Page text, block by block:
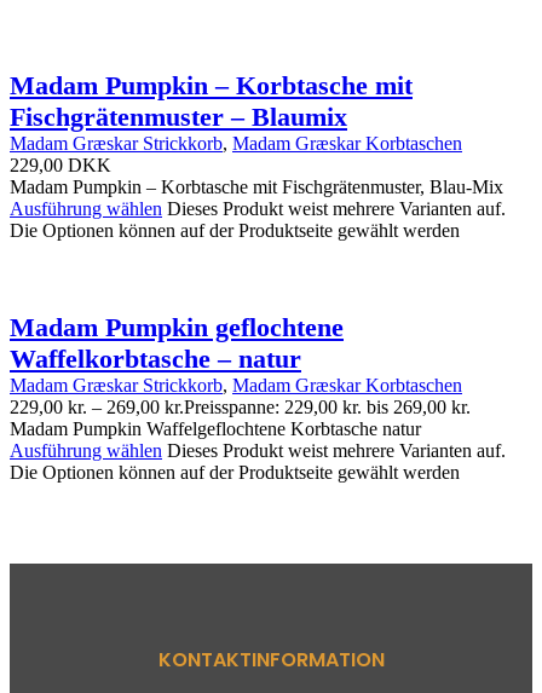
Madam Pumpkin – Korbtasche mit
Fischgrätenmuster – Blaumix
Madam Græskar Strickkorb, Madam Græskar Korbtaschen
229,00 DKK
Madam Pumpkin – Korbtasche mit Fischgrätenmuster, Blau-Mix
Ausführung wählen Dieses Produkt weist mehrere Varianten auf.
Die Optionen können auf der Produktseite gewählt werden
Madam Pumpkin geflochtene
Waffelkorbtasche – natur
Madam Græskar Strickkorb, Madam Græskar Korbtaschen
229,00 kr. – 269,00 kr.Preisspanne: 229,00 kr. bis 269,00 kr.
Madam Pumpkin Waffelgeflochtene Korbtasche natur
Ausführung wählen Dieses Produkt weist mehrere Varianten auf.
Die Optionen können auf der Produktseite gewählt werden
KONTAKTINFORMATION